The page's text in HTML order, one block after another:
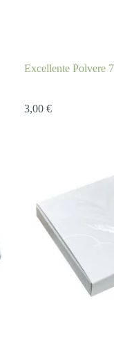
Excellente Polvere
3,00 €